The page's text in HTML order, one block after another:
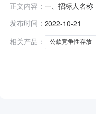
正文内容： 一、招标人名称
行：中国银行股
过程等
发布时间： 2022-10-21
相关产品：
公款竞争性存放